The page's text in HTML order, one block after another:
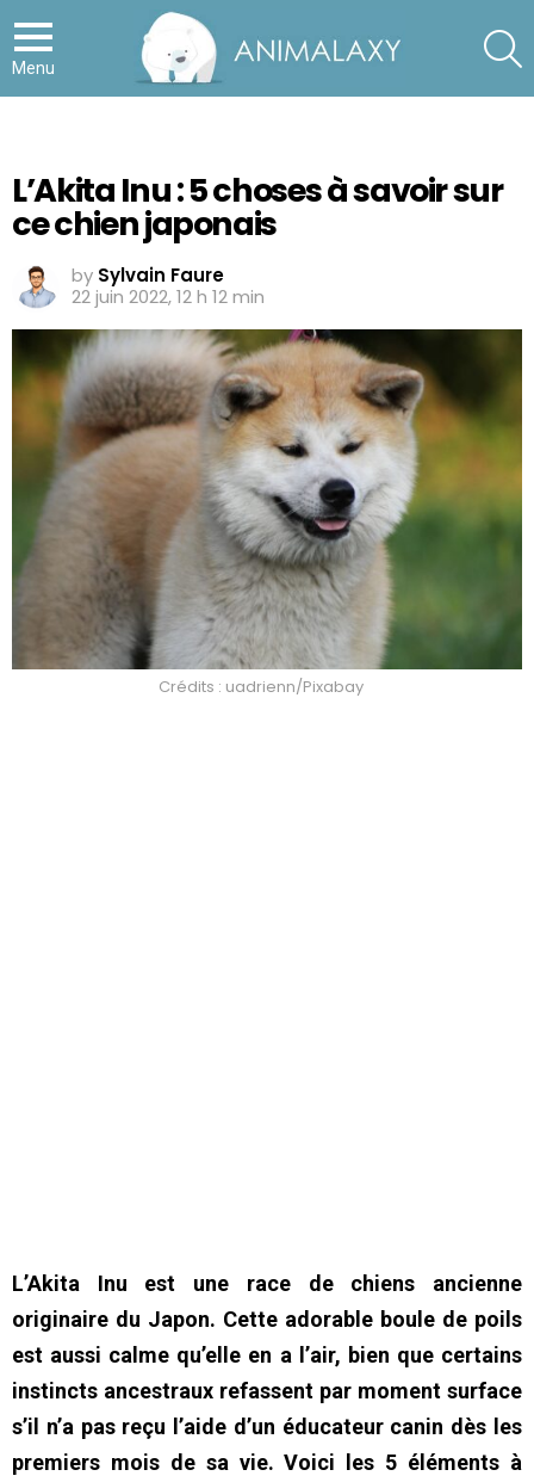
Menu
L’Akita Inu : 5 choses à savoir sur
ce chien japonais
by Sylvain Faure
22 juin 2022, 12 h 12 min
Crédits : uadrienn/Pixabay
L’Akita Inu est une race de chiens ancienne
originaire du Japon. Cette adorable boule de poils
est aussi calme qu’elle en a l’air, bien que certains
instincts ancestraux refassent par moment surface
s’il n’a pas reçu l’aide d’un éducateur canin dès les
premiers mois de sa vie. Voici les 5 éléments à